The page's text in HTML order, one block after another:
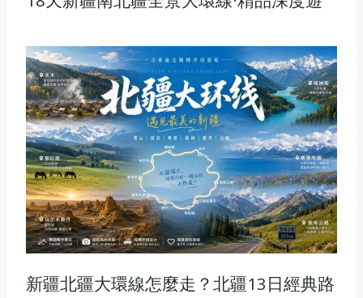
新疆北疆大環線怎麼走？北疆13日經典路